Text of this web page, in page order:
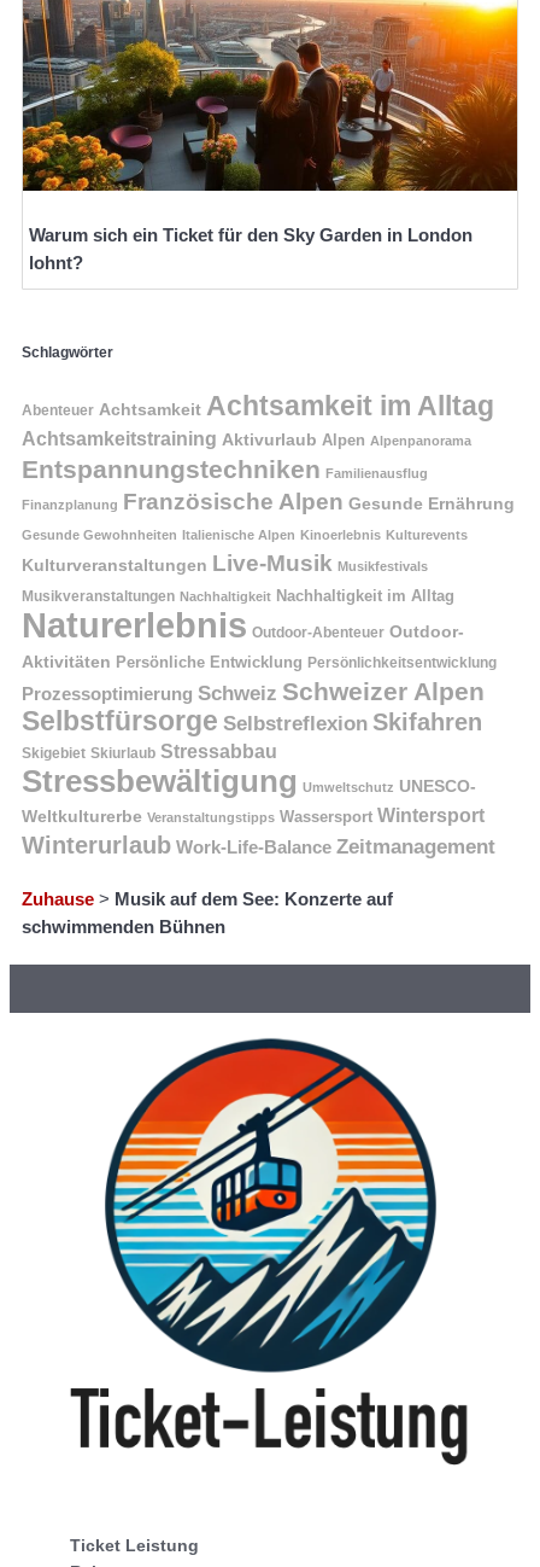
Warum sich ein Ticket für den Sky Garden in London
lohnt?
Schlagwörter
Abenteuer Achtsamkeit Achtsamkeit im Alltag
Achtsamkeitstraining Aktivurlaub Alpen Alpenpanorama
Entspannungstechniken Familienausflug
Finanzplanung Französische Alpen Gesunde Ernährung
Gesunde Gewohnheiten Italienische Alpen Kinoerlebnis Kulturevents
Kulturveranstaltungen Live-Musik Musikfestivals
Musikveranstaltungen Nachhaltigkeit Nachhaltigkeit im Alltag
Naturerlebnis Outdoor-Abenteuer Outdoor-
Aktivitäten Persönliche Entwicklung Persönlichkeitsentwicklung
Prozessoptimierung Schweiz Schweizer Alpen
Selbstfürsorge Selbstreflexion Skifahren
Skigebiet Skiurlaub Stressabbau
Stressbewältigung Umweltschutz UNESCO-
Weltkulturerbe Veranstaltungstipps Wassersport Wintersport
Winterurlaub Work-Life-Balance Zeitmanagement
Zuhause > Musik auf dem See: Konzerte auf
schwimmenden Bühnen
Ticket Leistung